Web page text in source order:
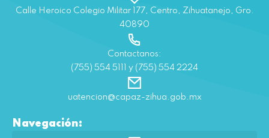
Calle Heroico Colegio Militar 177, Centro, Zihuatanejo, Gro.
40890
Contactanos:
(755) 554 5111 y (755) 554 2224
uatencion@capaz-zihua.gob.mx
Navegación: